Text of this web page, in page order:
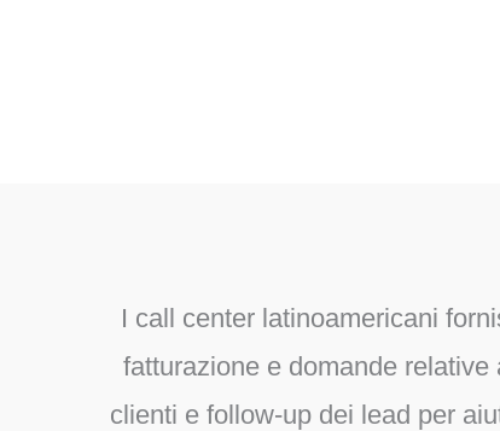
I call center latinoamericani
fatturazione e domande relative
clienti e follow-up dei lead per